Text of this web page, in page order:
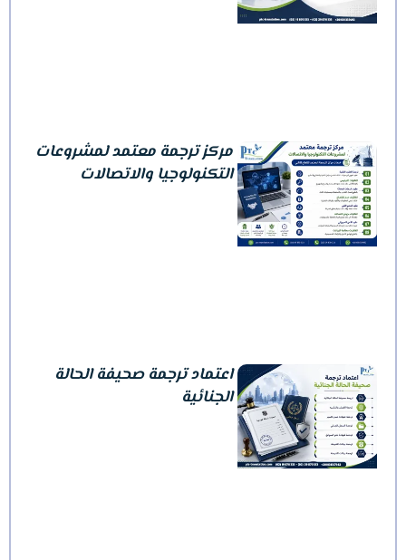
مركز ترجمة معتمد لمشروعات
التكنولوجيا والاتصالات
اعتماد ترجمة صحيفة الحالة
الجنائية